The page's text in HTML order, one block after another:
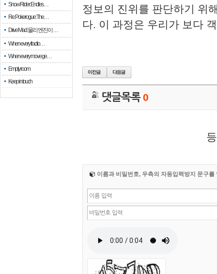
Snow Rider: Endles…
Re: Pokerogue: The…
Drive Mad: 물리 엔진이 …
When every fractio…
When every move ge…
Empty room
Keep in touch
정보의 진위를 판단하기 위
다. 이 과정은 우리가 보다
댓글목록0
이름과 비밀번호, 우측의 자동입력방지 문구를